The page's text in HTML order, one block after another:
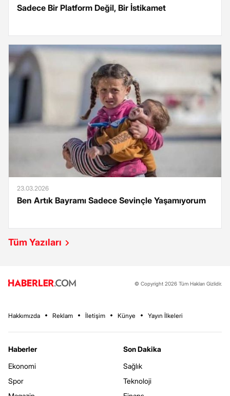
Sadece Bir Platform Değil, Bir İstikamet
23.03.2026
Ben Artık Bayramı Sadece Sevinçle Yaşamıyorum
Tüm Yazıları
© Copyright 2026 Tüm Hakları Gizlidir.
Hakkımızda Reklam İletişim Künye Yayın İlkeleri
Haberler
Ekonomi
Spor
Son Dakika
Sağlık
Teknoloji